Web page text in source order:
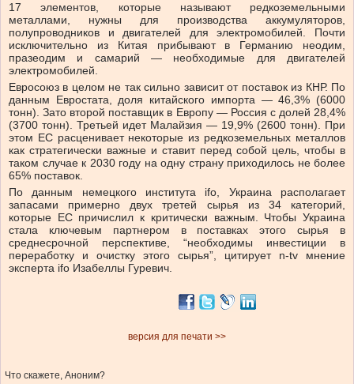
17 элементов, которые называют редкоземельными
металлами, нужны для производства аккумуляторов,
полупроводников и двигателей для электромобилей. Почти
исключительно из Китая прибывают в Германию неодим,
празеодим и самарий — необходимые для двигателей
электромобилей.
Евросоюз в целом не так сильно зависит от поставок из КНР. По
данным Евростата, доля китайского импорта — 46,3% (6000
тонн). Зато второй поставщик в Европу — Россия с долей 28,4%
(3700 тонн). Третьей идет Малайзия — 19,9% (2600 тонн). При
этом ЕС расценивает некоторые из редкоземельных металлов
как стратегически важные и ставит перед собой цель, чтобы в
таком случае к 2030 году на одну страну приходилось не более
65% поставок.
По данным немецкого института ifo, Украина располагает
запасами примерно двух третей сырья из 34 категорий,
которые ЕС причислил к критически важным. Чтобы Украина
стала ключевым партнером в поставках этого сырья в
среднесрочной перспективе, “необходимы инвестиции в
переработку и очистку этого сырья”, цитирует n-tv мнение
эксперта ifo Изабеллы Гуревич.
версия для печати >>
Что скажете, Аноним?